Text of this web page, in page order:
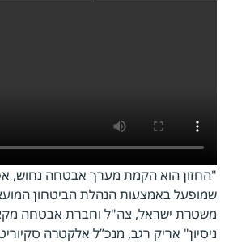
"החזון הוא הקמת מערך אבטחה נחוש,
שמופעל באמצעות הנהלת הביטחון
משטרת ישראל, צה"ל וחברת אבטחה
ניסיון" אריק רגב, מנכ”ל אלקטרה